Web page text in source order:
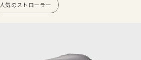
人気のストローラー